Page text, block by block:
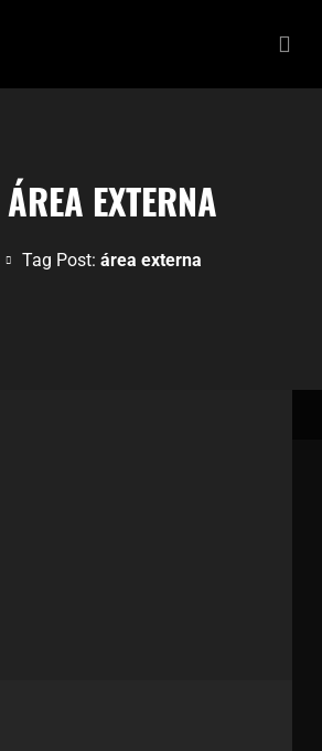
ÁREA EXTERNA
Tag Post: área externa